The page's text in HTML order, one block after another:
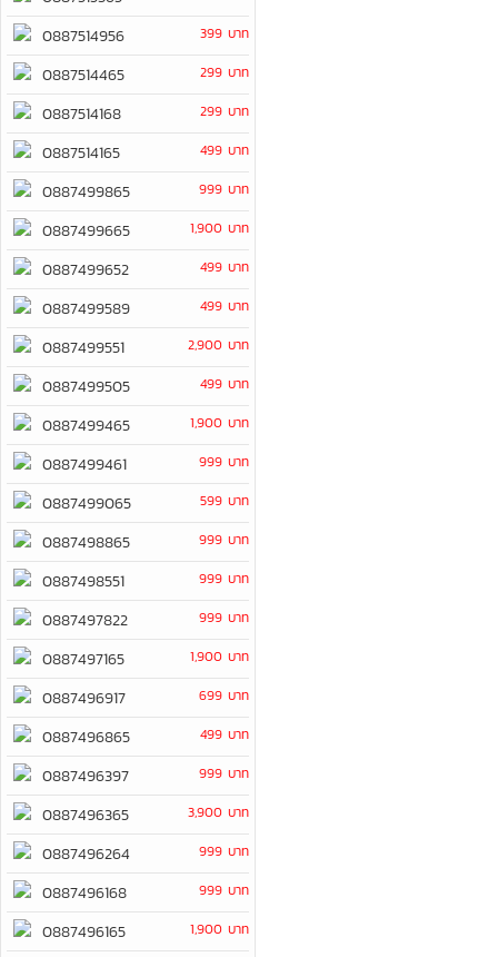
0887514956 399 บาท
0887514465 299 บาท
0887514168 299 บาท
0887514165 499 บาท
0887499865 999 บาท
0887499665 1,900 บาท
0887499652 499 บาท
0887499589 499 บาท
0887499551 2,900 บาท
0887499505 499 บาท
0887499465 1,900 บาท
0887499461 999 บาท
0887499065 599 บาท
0887498865 999 บาท
0887498551 999 บาท
0887497822 999 บาท
0887497165 1,900 บาท
0887496917 699 บาท
0887496865 499 บาท
0887496397 999 บาท
0887496365 3,900 บาท
0887496264 999 บาท
0887496168 999 บาท
0887496165 1,900 บาท